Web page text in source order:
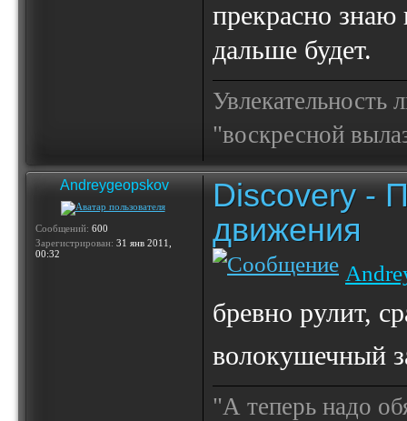
прекрасно знаю
дальше будет.
Увлекательность
"воскресной
Andreygeopskov
Сообщений: 600
Зарегистрирован: 31 янв 2011,
00:32
Discovery -
движения
бревно рулит,
волокушечный
"А теперь надо